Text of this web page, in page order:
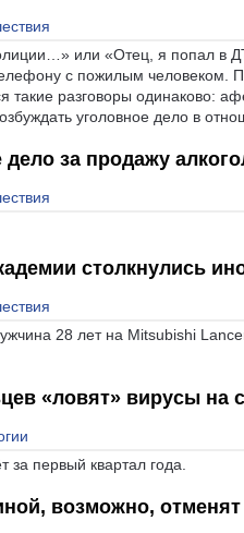
или «Отец, я попал в
с пожилым человеком.
такие разговоры одинаково:
уголовное дело в
за продажу
столкнулись
28 лет на Mitsubishi
«ловят» вирусы
за первый квартал года.
возможно, отменят